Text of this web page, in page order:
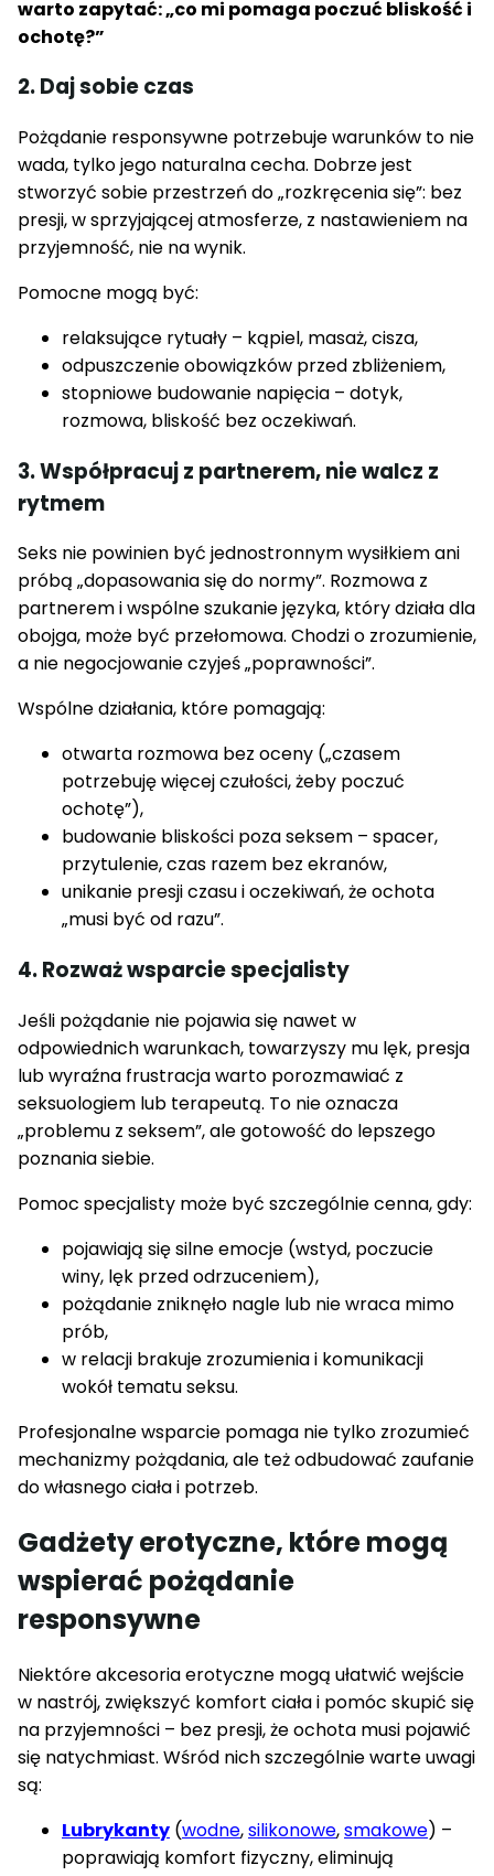
warto zapytać: „co mi pomaga poczuć bliskość i
ochotę?”
2. Daj sobie czas
Pożądanie responsywne potrzebuje warunków to nie
wada, tylko jego naturalna cecha. Dobrze jest
stworzyć sobie przestrzeń do „rozkręcenia się”: bez
presji, w sprzyjającej atmosferze, z nastawieniem na
przyjemność, nie na wynik.
Pomocne mogą być:
relaksujące rytuały – kąpiel, masaż, cisza,
odpuszczenie obowiązków przed zbliżeniem,
stopniowe budowanie napięcia – dotyk,
rozmowa, bliskość bez oczekiwań.
3. Współpracuj z partnerem, nie walcz z
rytmem
Seks nie powinien być jednostronnym wysiłkiem ani
próbą „dopasowania się do normy”. Rozmowa z
partnerem i wspólne szukanie języka, który działa dla
obojga, może być przełomowa. Chodzi o zrozumienie,
a nie negocjowanie czyjeś „poprawności”.
Wspólne działania, które pomagają:
otwarta rozmowa bez oceny („czasem
potrzebuję więcej czułości, żeby poczuć
ochotę”),
budowanie bliskości poza seksem – spacer,
przytulenie, czas razem bez ekranów,
unikanie presji czasu i oczekiwań, że ochota
„musi być od razu”.
4. Rozważ wsparcie specjalisty
Jeśli pożądanie nie pojawia się nawet w
odpowiednich warunkach, towarzyszy mu lęk, presja
lub wyraźna frustracja warto porozmawiać z
seksuologiem lub terapeutą. To nie oznacza
„problemu z seksem”, ale gotowość do lepszego
poznania siebie.
Pomoc specjalisty może być szczególnie cenna, gdy:
pojawiają się silne emocje (wstyd, poczucie
winy, lęk przed odrzuceniem),
pożądanie zniknęło nagle lub nie wraca mimo
prób,
w relacji brakuje zrozumienia i komunikacji
wokół tematu seksu.
Profesjonalne wsparcie pomaga nie tylko zrozumieć
mechanizmy pożądania, ale też odbudować zaufanie
do własnego ciała i potrzeb.
Gadżety erotyczne, które mogą
wspierać pożądanie
responsywne
Niektóre akcesoria erotyczne mogą ułatwić wejście
w nastrój, zwiększyć komfort ciała i pomóc skupić się
na przyjemności – bez presji, że ochota musi pojawić
się natychmiast. Wśród nich szczególnie warte uwagi
są:
Lubrykanty (wodne,silikonowe,smakowe) –
poprawiają komfort fizyczny, eliminują